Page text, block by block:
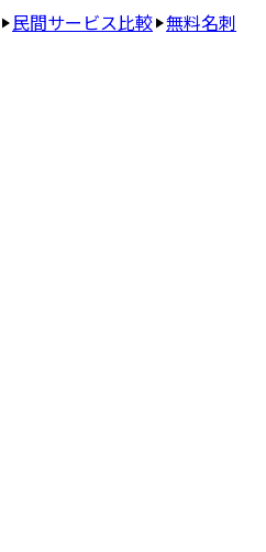
民間サービス比較 無料名刺